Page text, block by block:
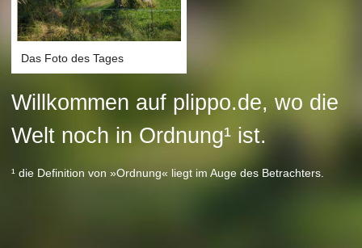
Das Foto des Tages
Willkommen auf plippo.de, wo die
Welt noch in Ordnung¹ ist.
¹ die Definition von »Ordnung« liegt im Auge des Betrachters.